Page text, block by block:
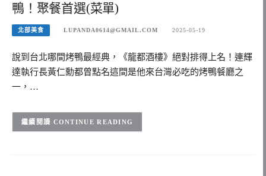
鴨！聚餐首選(菜單)
北部美食 LUPANDA0614@GMAIL.COM 2025-05-19
說到台北哪間烤鴨最經典，《龍都酒樓》絕對排得上名！連輝
達執行長黃仁勳都曾點名這間是他來台灣必吃的烤鴨餐廳之
一，…
CONTINUE READING